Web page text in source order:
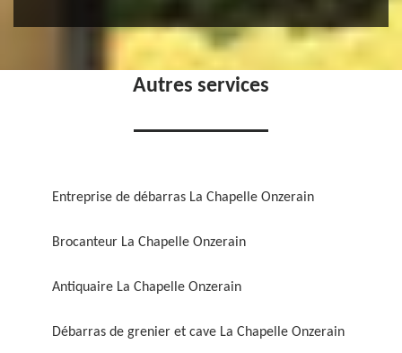
Autres services
Entreprise de débarras La Chapelle Onzerain
Brocanteur La Chapelle Onzerain
Antiquaire La Chapelle Onzerain
Débarras de grenier et cave La Chapelle Onzerain